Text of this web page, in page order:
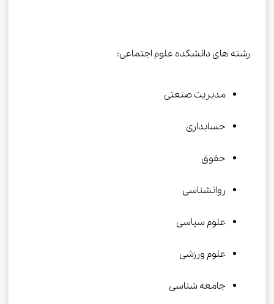
رشته های دانشکده علوم اجتماعی:
مدیریت صنعتی
حسابداری
حقوق
روانشناسی
علوم سیاسی
علوم ورزشی
جامعه شناسی